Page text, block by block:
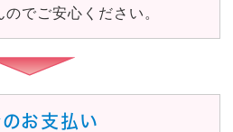
でご安心ください。
お支払い